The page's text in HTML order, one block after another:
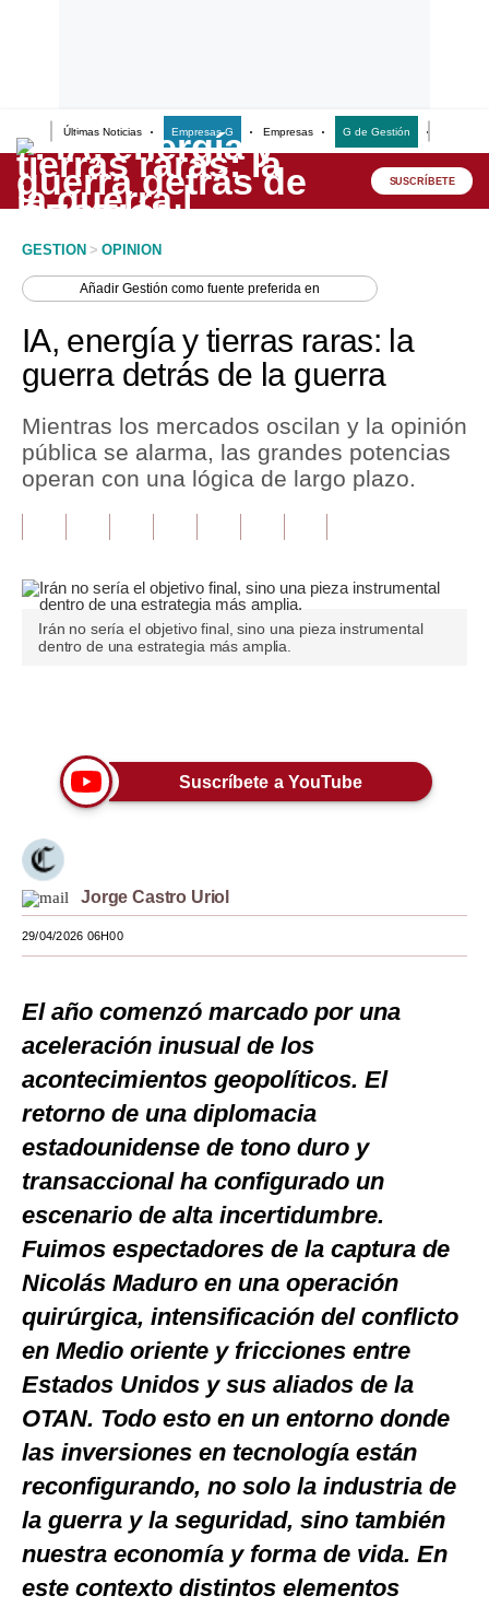
Últimas Noticias Empresas G Empresas G de Gestión
Lo último
Peru Quiosco
Economía
Perú
Política
Pregunta de hoy
Blogs
Tendencias
Moda
Estilos
EEUU
México
Internacional
Tecnología
Club del Suscriptor
G de Gestión
Notas Contratadas
Podcast
Gestión TV
SUSCRÍBETE
GESTION > OPINION
AñadirGestión como fuente preferida en
IA, energía y tierras raras: la
guerra detrás de la guerra
Mientras los mercados oscilan y la opinión
pública se alarma, las grandes potencias
operan con una lógica de largo plazo.
Irán no sería el objetivo final, sino una pieza instrumental
dentro de una estrategia más amplia.
Suscríbete a YouTube
Jorge Castro Uriol
29/04/2026 06H00
El año comenzó marcado por una
aceleración inusual de los
acontecimientos geopolíticos. El
retorno de una diplomacia
estadounidense de tono duro y
transaccional ha configurado un
escenario de alta incertidumbre.
Fuimos espectadores de la captura de
Nicolás Maduro en una operación
quirúrgica, intensificación del conflicto
en Medio oriente y fricciones entre
Estados Unidos y sus aliados de la
OTAN. Todo esto en un entorno donde
las inversiones en tecnología están
reconfigurando, no solo la industria de
la guerra y la seguridad, sino también
nuestra economía y forma de vida. En
este contexto distintos elementos